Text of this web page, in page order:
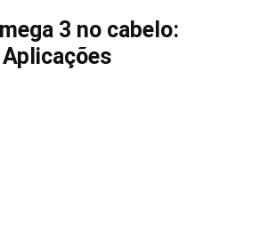
3 no cabelo: